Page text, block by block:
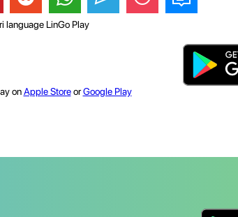
language LinGo Play
onApple StoreorGoogle Play